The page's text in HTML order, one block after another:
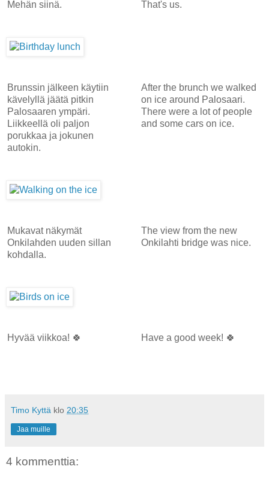
Mehän siinä. That's us.
Brunssin jälkeen käytiin
kävelyllä jäätä pitkin
Palosaaren ympäri.
Liikkeellä oli paljon
porukkaa ja jokunen
autokin.
After the brunch we walked
on ice around Palosaari.
There were a lot of people
and some cars on ice.
Mukavat näkymät
Onkilahden uuden sillan
kohdalla.
The view from the new
Onkilahti bridge was nice.
Hyvää viikkoa! 🍀 Have a good week! 🍀
Timo Kyttä klo 20:35
Jaa muille
4 kommenttia: